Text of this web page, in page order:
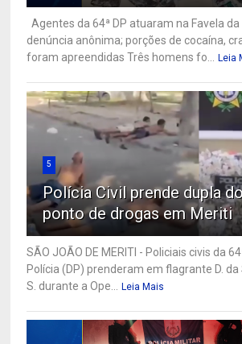
Agentes da 64ª DP atuaram na Favela
denúncia anônima; porções de cocaína,
foram apreendidas Três homens fo... Leia
5
Polícia Civil prende dupla
ponto de drogas em Meriti
SÃO JOÃO DE MERITI - Policiais civis da
Polícia (DP) prenderam em flagrante D. da
S. durante a Ope... Leia Mais